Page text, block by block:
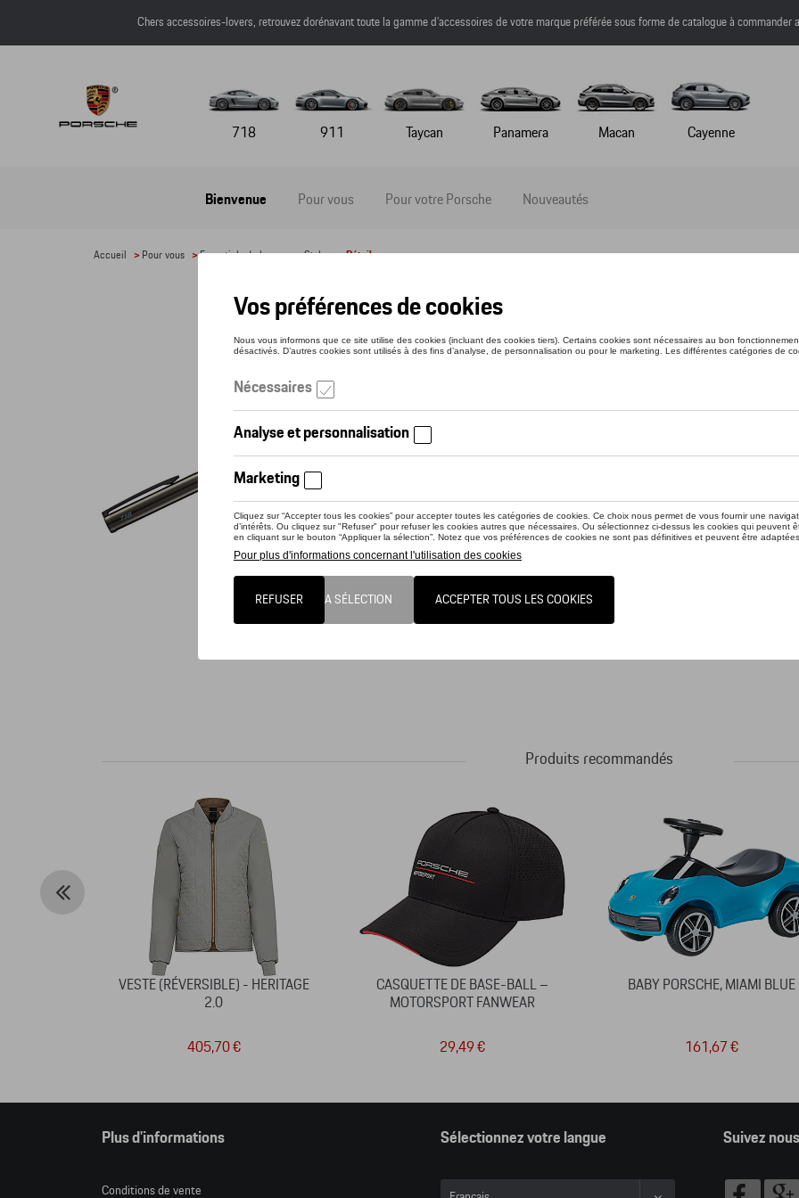
Chers accessoires-lovers, retrouvez dorénavant toute la gamme d’accessoires de votre marque préférée sous forme de catalogue à commander
718 911 Taycan Panamera Macan Cayenne
Bienvenue Pour vous Pour votre Porsche Nouveautés
Accueil > Pour vous >Essentiels du bureau >Stylos > Détail
STYLO ROLLER 718
Référence: WAP0512070N718
Vérifiez la disponibilité auprès de votre concessionnaire
Ce produit n'est actuellement pas de stock
Stylo roller design Porsche à l’aspect carbone. Avec logo 718 pour les amoureux du
Produits recommandés
VESTE (RÉVERSIBLE) - HERITAGE
2.0
405,70 €
CASQUETTE DE BASE-BALL –
MOTORSPORT FANWEAR
29,49 €
BABY PORSCHE, MIAMI BLUE
161,67 €
Plus d'informations
Conditions de vente
Sélectionnez votre langue Suivez nous